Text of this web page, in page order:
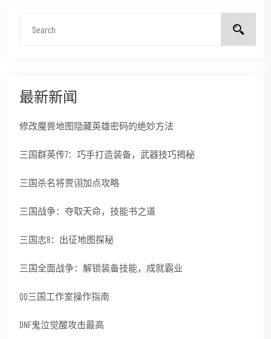
最新新闻
修改魔兽地图隐藏英雄密码的绝妙方法
三国群英传7：巧手打造装备，武器技巧揭秘
三国杀名将贾诩加点攻略
三国战争：夺取天命，技能书之道
三国志8：出征地图探秘
三国全面战争：解锁装备技能，成就霸业
QQ三国工作室操作指南
DNF鬼泣觉醒攻击最高